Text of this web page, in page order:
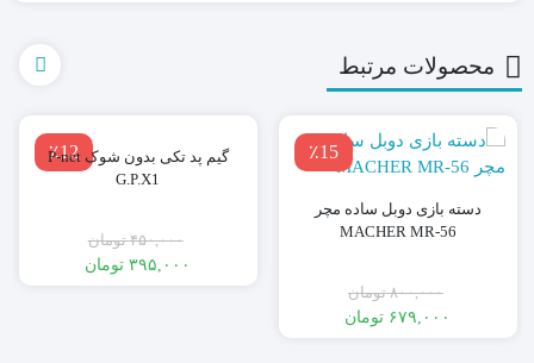
محصولات مرتبط
٪15
دسته بازی دوبل ساده مچر
MACHER MR-56
۸۰۰,۰۰۰ تومان
قیمت
۶۷۹,۰۰۰ تومان
قیمت
٪12
گیم پد تکی بدون شوک P-net
G.P.X1
۴۵۰,۰۰۰ تومان
قیمت
۳۹۵,۰۰۰ تومان
قیمت